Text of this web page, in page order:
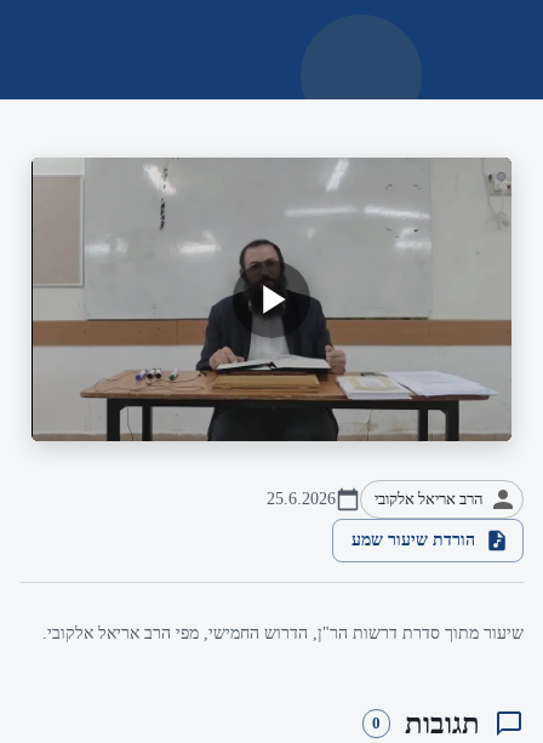
הרב אריאל אלקובי 25.6.2026
הורדת שיעור שמע
שיעור מתוך סדרת דרשות הר"ן, הדרוש החמישי, מפי הרב אריאל אלקובי.
תגובות 0